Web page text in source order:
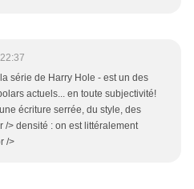
série de Harry Hole - est un des
actuels... en toute subjectivité!
écriture serrée, du style, des
/> densité : on est littéralement
/>